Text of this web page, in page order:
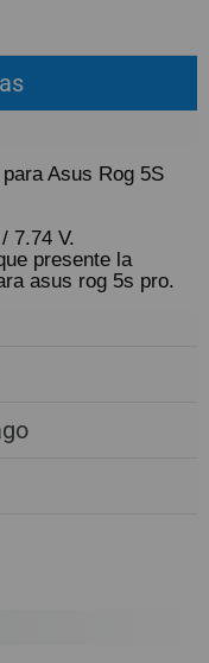
Asus Rog 5S
7.74 V.
presente la
asus rog 5s pro.